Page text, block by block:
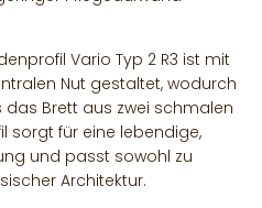
Vario Typ 2 R3 ist mit
Nut gestaltet, wodurch
das Brett aus zwei schmalen
sorgt für eine lebendige,
und passt sowohl zu
Architektur.